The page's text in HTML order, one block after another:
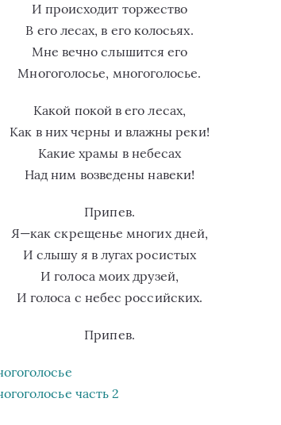
И происходит торжество
В его лесах, в его колосьях.
Мне вечно слышится его
Многоголосье, многоголосье.
Какой покой в его лесах,
Как в них черны и влажны реки!
Какие храмы в небесах
Над ним возведены навеки!
Припев.
Я—как скрещенье многих дней,
И слышу я в лугах росистых
И голоса моих друзей,
И голоса с небес российских.
Припев.